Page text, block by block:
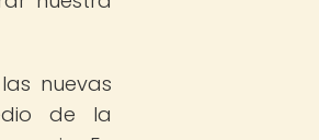
nuevas
de la